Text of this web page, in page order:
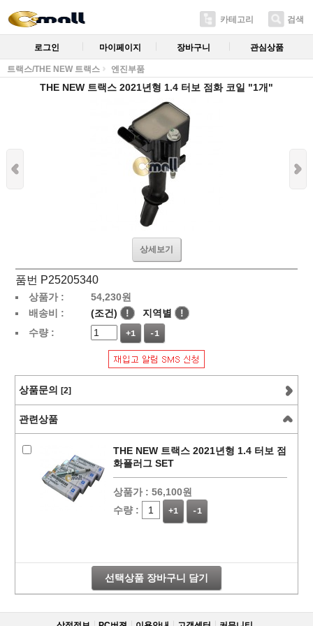
카테고리 검색
로그인 마이페이지 장바구니 관심상품
트랙스/THE NEW 트랙스 엔진부품
THE NEW 트랙스 2021년형 1.4 터보 점화 코일 "1개"
상세보기
품번 P25205340
상품가 : 54,230원
배송비 :
(조건) ! 지역별
!
수량 :
+1 -1
상품문의 [2]
관련상품
THE NEW 트랙스 2021년형 1.4 터보 점
화플러그 SET
상품가 : 56,100원
수량 :
+1 -1
선택상품 장바구니 담기